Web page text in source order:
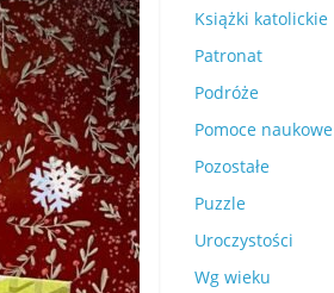
Książki katolickie
Patronat
Podróże
Pomoce naukowe
Pozostałe
Puzzle
Uroczystości
Wg wieku